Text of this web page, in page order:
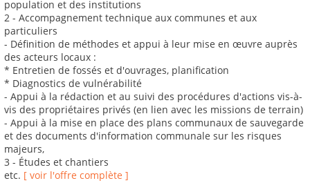
population et des institutions
2 - Accompagnement technique aux communes et aux
particuliers
- Définition de méthodes et appui à leur mise en œuvre auprès
des acteurs locaux :
* Entretien de fossés et d'ouvrages, planification
* Diagnostics de vulnérabilité
- Appui à la rédaction et au suivi des procédures d'actions vis-à-
vis des propriétaires privés (en lien avec les missions de terrain)
- Appui à la mise en place des plans communaux de sauvegarde
et des documents d'information communale sur les risques
majeurs,
3 - Études et chantiers
etc. [ voir l'offre complète ]